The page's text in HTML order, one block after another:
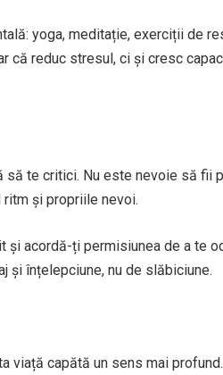
yoga, meditație, exerciții de
că reduc stresul, ci și cresc
te critici. Nu este nevoie să fii
și propriile nevoi.
acordă-ți permisiunea de a te
și înțelepciune, nu de slăbiciune.
viață capătă un sens mai